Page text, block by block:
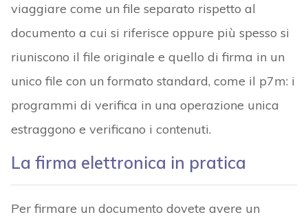
viaggiare come un file separato rispetto al
documento a cui si riferisce oppure più spesso si
riuniscono il file originale e quello di firma in un
unico file con un formato standard, come il p7m: i
programmi di verifica in una operazione unica
estraggono e verificano i contenuti.
La firma elettronica in pratica
Per firmare un documento dovete avere un